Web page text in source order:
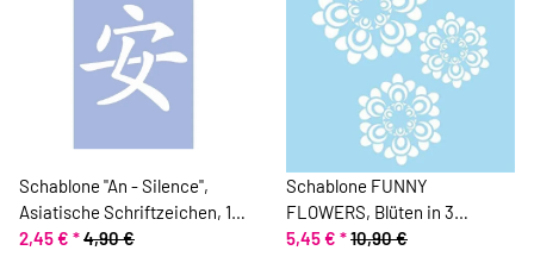
Schablone "An - Silence",
Asiatische Schriftzeichen, 15
x 10 cm
2,45 € *4,90 €
Schablone FUNNY
FLOWERS, Blüten in 3
Größen, 33 x 33 cm, Marabu
5,45 € *10,90 €